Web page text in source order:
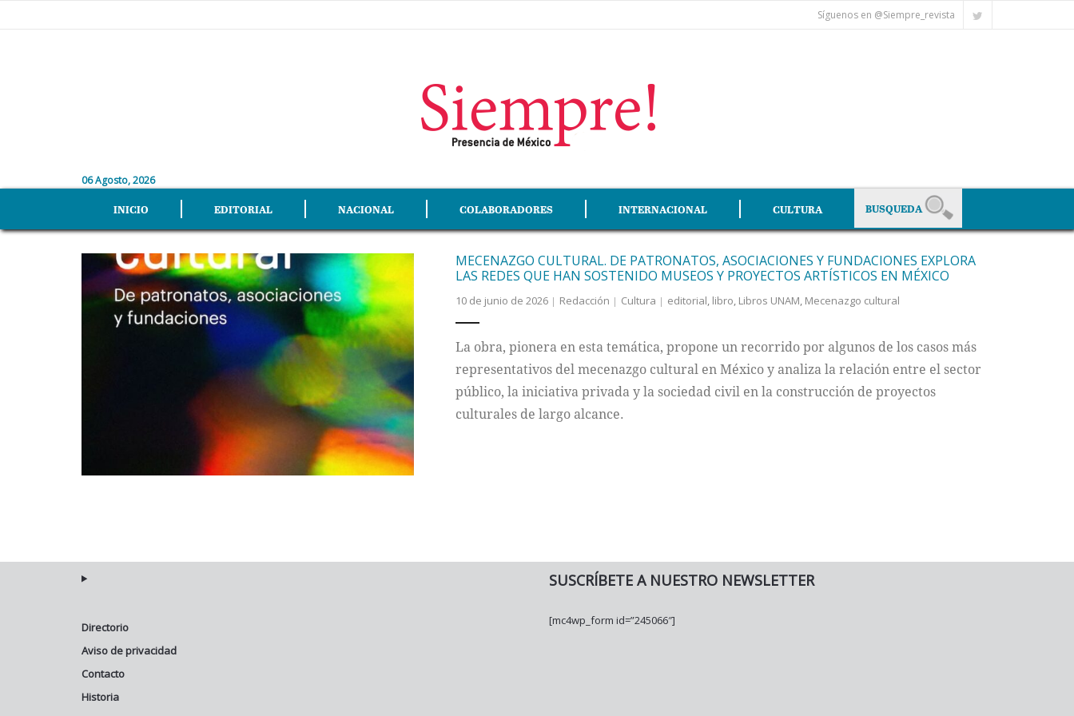
Síguenos en @Siempre_revista
06 Agosto, 2026
INICIO EDITORIAL NACIONAL COLABORADORES INTERNACIONAL CULTURA
MECENAZGO CULTURAL. DE PATRONATOS, ASOCIACIONES Y FUNDACIONES EXPLORA
LAS REDES QUE HAN SOSTENIDO MUSEOS Y PROYECTOS ARTÍSTICOS EN MÉXICO
10 de junio de 2026 Redacción Cultura editorial, libro, Libros UNAM, Mecenazgo cultural
La obra, pionera en esta temática, propone un recorrido por algunos de los casos más
representativos del mecenazgo cultural en México y analiza la relación entre el sector
público, la iniciativa privada y la sociedad civil en la construcción de proyectos
culturales de largo alcance.
Directorio
Aviso de privacidad
Contacto
Historia
SUSCRÍBETE A NUESTRO NEWSLETTER
[mc4wp_form id=”245066″]